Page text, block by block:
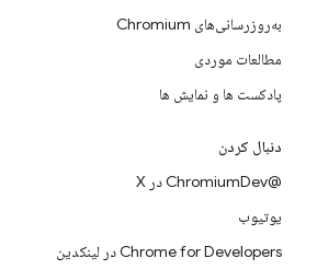
به‌روزرسانی‌های Chromium
مطالعات موردی
پادکست ها و نمایش ها
دنبال کردن
@ChromiumDev در X
یوتیوب
Chrome for Developers در لینکدین